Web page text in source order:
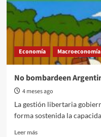
trasladar
la
Capital
Nacional
la
Patagonia
Economía Macroeconomía
No bombardeen
4 meses ago
La gestión libertaria
forma sostenida la
Leer másRead